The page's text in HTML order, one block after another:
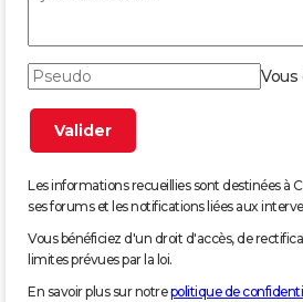
Les informations recueillies sont destinées à
ses forums et les notifications liées aux
Vous bénéficiez d'un droit d'accès, de
limites prévues par la loi.
En savoir plus sur notrepolitique de